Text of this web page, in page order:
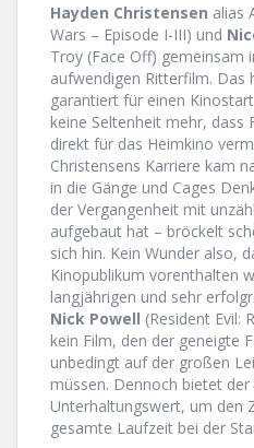
Hayden Christensen alias
Wars – Episode I-III) und
Troy (Face Off) gemeinsam
aufwendigen Ritterfilm. Das
garantiert für einen
keine Seltenheit mehr, dass
direkt für das Heimkino
Christensens Karriere kam
in die Gänge und Cages
der Vergangenheit mit
aufgebaut hat – bröckelt
sich hin. Kein Wunder also,
Kinopublikum vorenthalten
langjährigen und sehr
Nick Powell (Resident Evil:
kein Film, den der geneigte
unbedingt auf der großen
müssen. Dennoch bietet
Unterhaltungswert, um den
gesamte Laufzeit bei der